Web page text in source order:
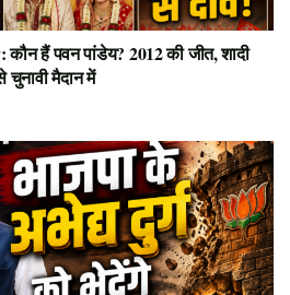
हैं पवन पांडेय? 2012 की जीत, शादी
मैदान में